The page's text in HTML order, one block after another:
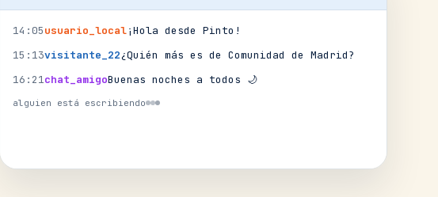
14 :05usuario_local¡Hola desde Pinto!
15 : 13visitante_22¿Quién más es de Comunidad de Madrid?
16 : 21chat_amigoBuenas noches a todos 🌙
alguien está escribiendo